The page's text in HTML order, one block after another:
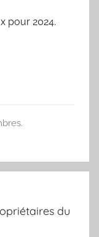
pour 2024.
du